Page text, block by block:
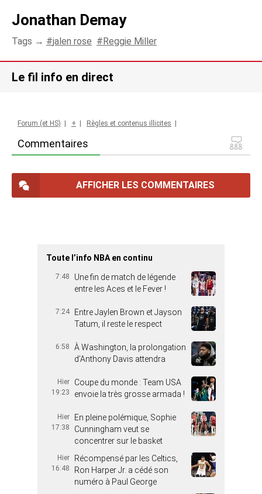
Jonathan Demay
Tags → jalen rose Reggie Miller
Le fil info en direct
Commentaires
Forum (et HS) + Règles et contenus illicites
AFFICHER LES COMMENTAIRES
Toute l’info NBA en continu
7:48
Une fin de match de légende
entre les Aces et le Fever !
7:24
Entre Jaylen Brown et Jayson
Tatum, il reste le respect
6:58
À Washington, la prolongation
d’Anthony Davis attendra
Hier
19:23
Coupe du monde : Team USA
envoie la très grosse armada !
Hier
17:38
En pleine polémique, Sophie
Cunningham veut se
concentrer sur le basket
Hier
16:48
Récompensé par les Celtics,
Ron Harper Jr. a cédé son
numéro à Paul George